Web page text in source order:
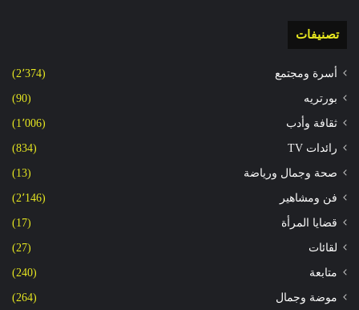
تصنيفات
أسرة ومجتمع (2٬374)
بورتريه (90)
ثقافة وأدب (1٬006)
رائدات TV (834)
صحة وجمال ورياضة (13)
فن ومشاهير (2٬146)
قضايا المرأة (17)
لقائات (27)
متابعة (240)
موضة وجمال (264)